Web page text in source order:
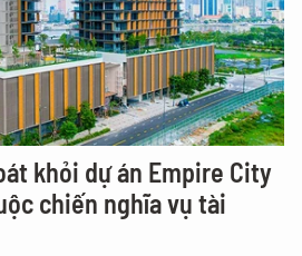
khỏi dự án Empire City
chiến nghĩa vụ tài